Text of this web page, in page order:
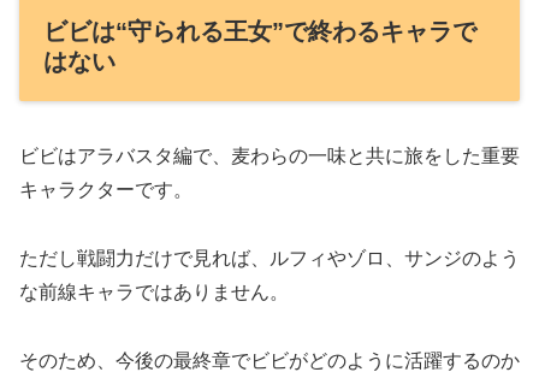
ビビは“守られる王女”で終わるキャラで
はない
ビビはアラバスタ編で、麦わらの一味と共に旅をした重要
キャラクターです。
ただし戦闘力だけで見れば、ルフィやゾロ、サンジのよう
な前線キャラではありません。
そのため、今後の最終章でビビがどのように活躍するのか